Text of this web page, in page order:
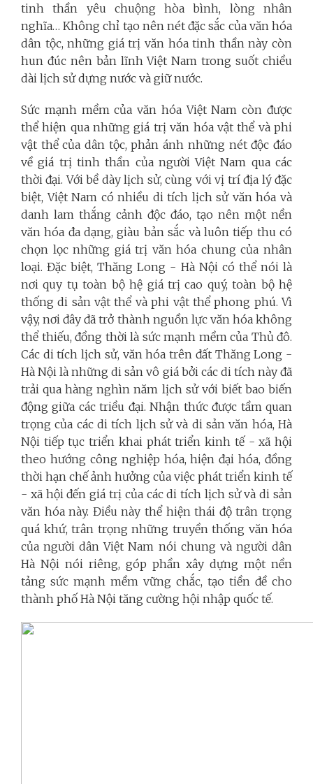
tinh thần yêu chuộng hòa bình, lòng nhân
nghĩa… Không chỉ tạo nên nét đặc sắc của văn hóa
dân tộc, những giá trị văn hóa tinh thần này còn
hun đúc nên bản lĩnh Việt Nam trong suốt chiều
dài lịch sử dựng nước và giữ nước.
Sức mạnh mềm của văn hóa Việt Nam còn được
thể hiện qua những giá trị văn hóa vật thể và phi
vật thể của dân tộc, phản ánh những nét độc đáo
về giá trị tinh thần của người Việt Nam qua các
thời đại. Với bề dày lịch sử, cùng với vị trí địa lý đặc
biệt, Việt Nam có nhiều di tích lịch sử văn hóa và
danh lam thắng cảnh độc đáo, tạo nên một nền
văn hóa đa dạng, giàu bản sắc và luôn tiếp thu có
chọn lọc những giá trị văn hóa chung của nhân
loại. Đặc biệt, Thăng Long - Hà Nội có thể nói là
nơi quy tụ toàn bộ hệ giá trị cao quý, toàn bộ hệ
thống di sản vật thể và phi vật thể phong phú. Vì
vậy, nơi đây đã trở thành nguồn lực văn hóa không
thể thiếu, đồng thời là sức mạnh mềm của Thủ đô.
Các di tích lịch sử, văn hóa trên đất Thăng Long -
Hà Nội là những di sản vô giá bởi các di tích này đã
trải qua hàng nghìn năm lịch sử với biết bao biến
động giữa các triều đại. Nhận thức được tầm quan
trọng của các di tích lịch sử và di sản văn hóa, Hà
Nội tiếp tục triển khai phát triển kinh tế - xã hội
theo hướng công nghiệp hóa, hiện đại hóa, đồng
thời hạn chế ảnh hưởng của việc phát triển kinh tế
- xã hội đến giá trị của các di tích lịch sử và di sản
văn hóa này. Điều này thể hiện thái độ trân trọng
quá khứ, trân trọng những truyền thống văn hóa
của người dân Việt Nam nói chung và người dân
Hà Nội nói riêng, góp phần xây dựng một nền
tảng sức mạnh mềm vững chắc, tạo tiền đề cho
thành phố Hà Nội tăng cường hội nhập quốc tế.